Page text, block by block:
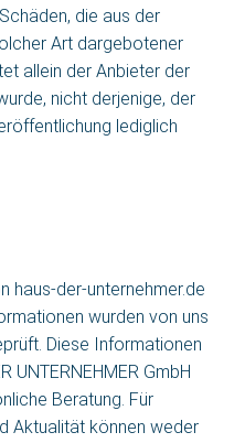
die aus der
Art dargebotener
allein der Anbieter der
nicht derjenige, der
lediglich
haus-der-unternehmer.de
wurden von uns
Diese Informationen
UNTERNEHMER GmbH
Beratung. Für
Aktualität können weder